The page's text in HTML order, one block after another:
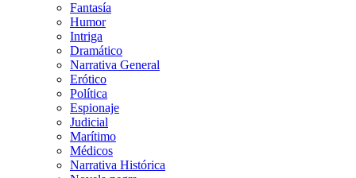
Fantasía
Humor
Intriga
Dramático
Narrativa General
Erótico
Política
Espionaje
Judicial
Marítimo
Médicos
Narrativa Histórica